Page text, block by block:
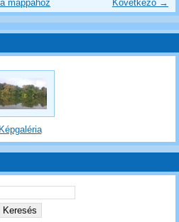
Következő →
mappához
Képgaléria